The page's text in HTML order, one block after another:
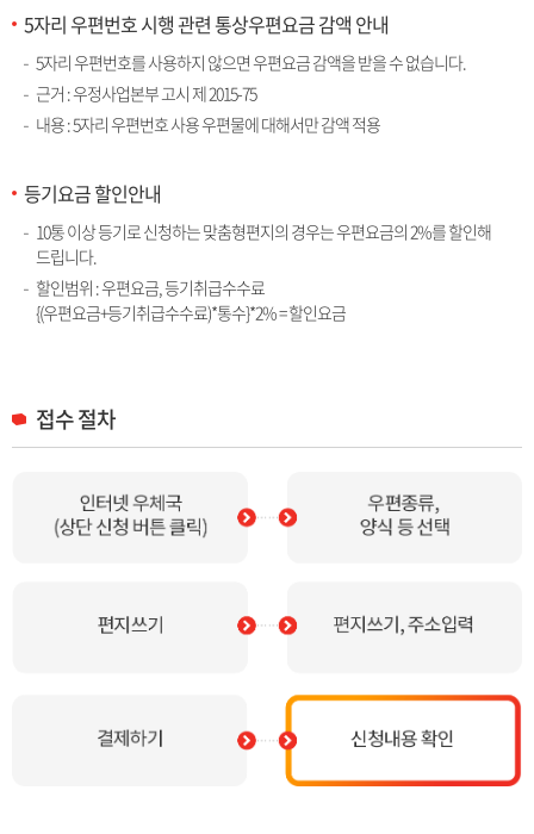
5자리 우편번호 시행 관련 통상우편요금 감액 안내
5자리 우편번호를 사용하지 않으면 우편요금 감액을 받을 수 없습니다.
근거 : 우정사업본부 고시 제 2015-75
내용 : 5자리 우편번호 사용 우편물에 대해서만 감액 적용
등기요금 할인안내
10통 이상 등기로 신청하는 맞춤형편지의 경우는 우편요금의 2%를 할인해
드립니다.
할인범위 : 우편요금, 등기취급수수료
{(우편요금+등기취급수수료)*통수}*2% = 할인요금
접수 절차